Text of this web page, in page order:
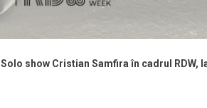
Solo show Cristian Samfira în cadrul RDW,